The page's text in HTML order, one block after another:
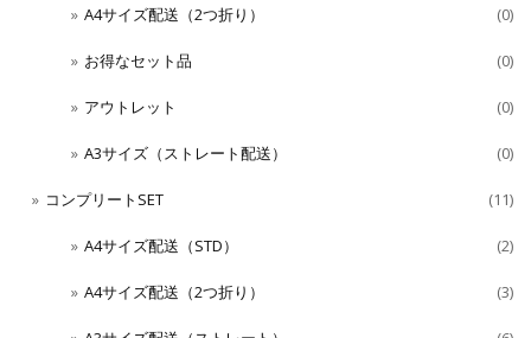
A4サイズ配送（2つ折り） (0)
お得なセット品 (0)
アウトレット (0)
A3サイズ（ストレート配送） (0)
コンプリートSET (11)
A4サイズ配送（STD） (2)
A4サイズ配送（2つ折り） (3)